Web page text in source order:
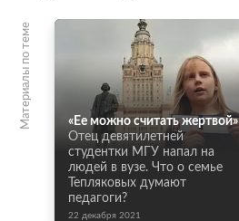
Материалы по теме
«Ее можно считать жертвой»
Отец девятилетней
студентки МГУ напал на
людей в вузе. Что о семье
Тепляковых думают
педагоги?
22 декабря 2021